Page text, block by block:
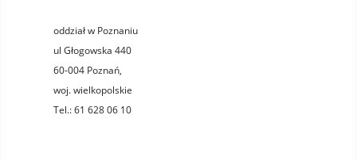
oddział w Poznaniu
ul Głogowska 440
60-004 Poznań,
woj.wielkopolskie
Tel.:61 628 06 10